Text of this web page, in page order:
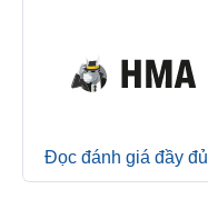
Đọc đánh giá đầy đủ